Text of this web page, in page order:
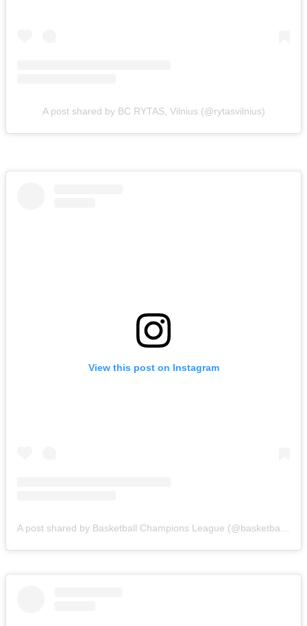
A post shared by BC RYTAS, Vilnius (@rytasvilnius)
View this post on Instagram